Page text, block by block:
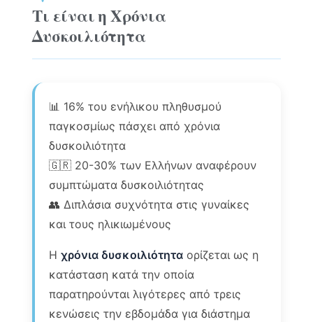
Τι είναι η Χρόνια
Δυσκοιλιότητα
📊 16% του ενήλικου πληθυσμού
παγκοσμίως πάσχει από χρόνια
δυσκοιλιότητα
🇬🇷 20-30% των Ελλήνων αναφέρουν
συμπτώματα δυσκοιλιότητας
👥 Διπλάσια συχνότητα στις γυναίκες
και τους ηλικιωμένους
Ηχρόνια δυσκοιλιότητα ορίζεται ως η
κατάσταση κατά την οποία
παρατηρούνται λιγότερες από τρεις
κενώσεις την εβδομάδα για διάστημα